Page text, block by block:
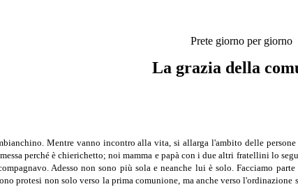
Prete giorno per giorno
La grazia della
Mentre vanno incontro alla vita, si allarga l'ambito delle
perché è chierichetto; noi mamma e papà con i due altri fratellini lo
Adesso non sono più so­la e neanche lui è solo. Facciamo
protesi non solo verso la prima comunione, ma anche verso